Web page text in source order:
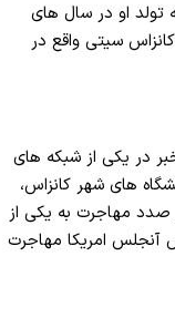
تولد او در سال های
سیتی واقع در
در یکی از شبکه های
های شهر کانزاس،
صدد مهاجرت به یکی از
آنجلس امریکا مهاجرت